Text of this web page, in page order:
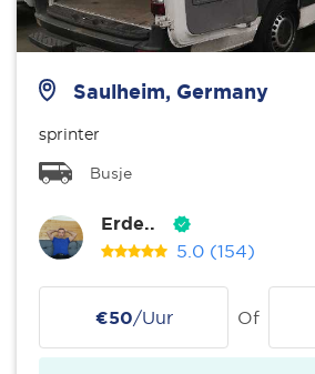
Saulheim, Germany
sprinter
Busje
Erde..
5.0 (154)
€50/Uur Of